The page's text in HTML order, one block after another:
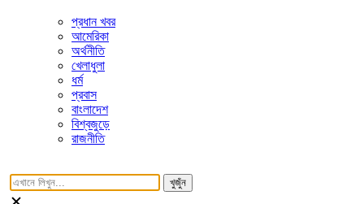
প্রধান খবর
আমেরিকা
অর্থনীতি
খেলাধুলা
ধর্ম
প্রবাস
বাংলাদেশ
বিশ্বজুড়ে
রাজনীতি
খুজুঁন